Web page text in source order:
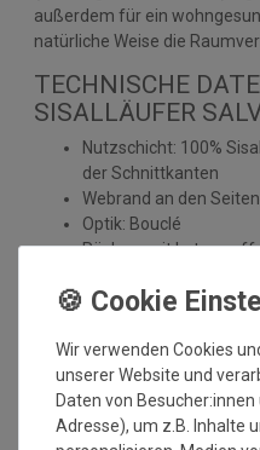
außerdem für ein
natürliche Weise die
TECHNISCHE
SISALLÄUFER
Nutzschicht: 100%
der Schnittkanten
Webrand an den Seiten
Optik: Bouclé
Rücken: mit
Florhöhe: ca. 5 mm
Gesamtgewicht: ca.
Antistatisch und
umweltfreundlich
Brandklasse: Efl
Wir verwenden Cookies
unserer Website und
Daten von
Adresse), um z.B. Inhalte